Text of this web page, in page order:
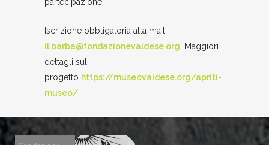
partecipazione.
Iscrizione obbligatoria alla mail
il.barba@fondazionevaldese.org. Maggiori
dettagli sul
progetto https://museovaldese.org/apriti-
museo/